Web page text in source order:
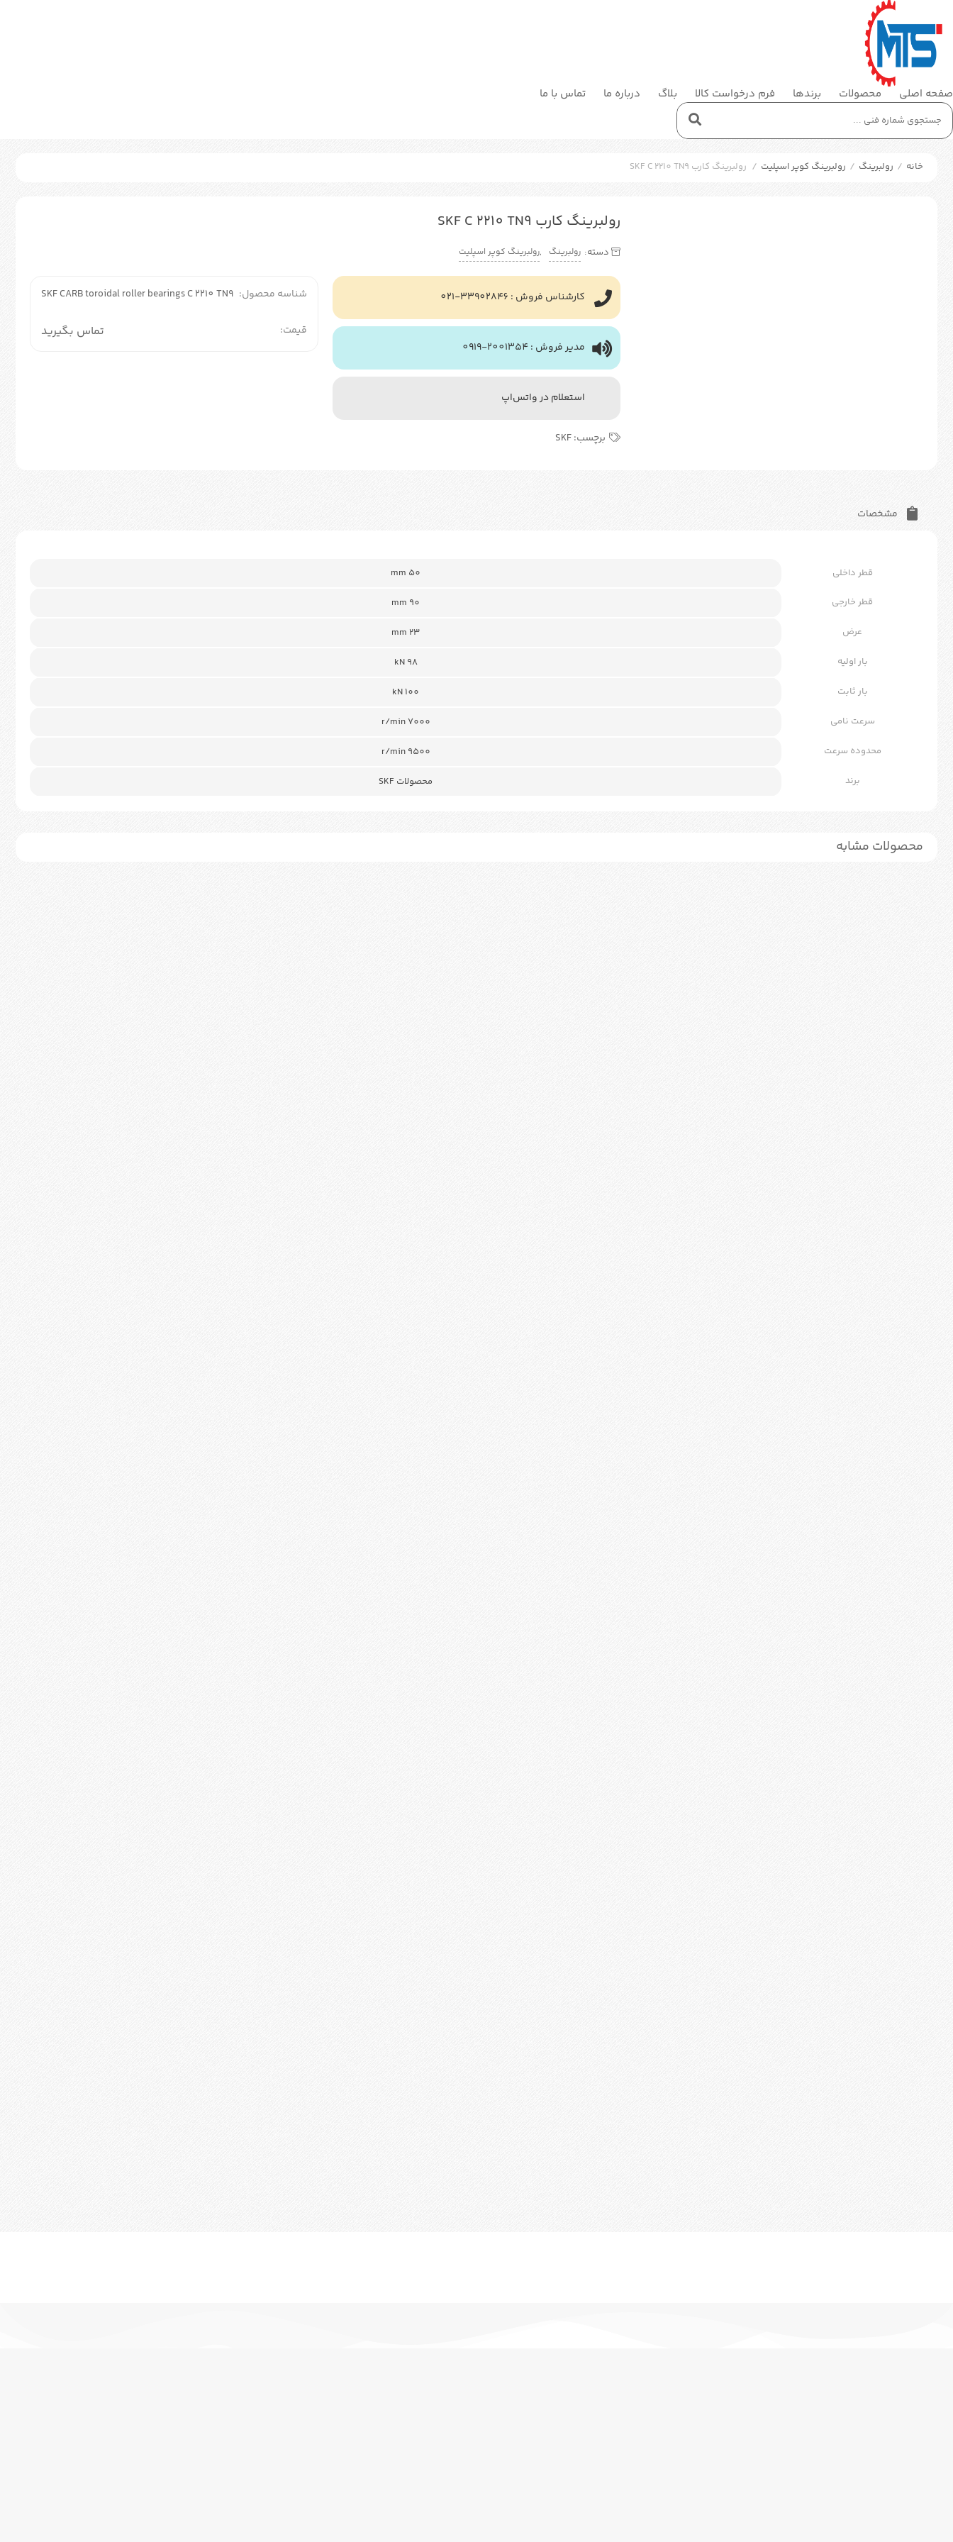
صفحه اصلی محصولات برندها فرم درخواست کالا بلاگ درباره ما تماس با ما
خانه / رولبرینگ / رولبرینگ کوپر اسپلیت / رولبرینگ کارب SKF C 2210 TN9
رولبرینگ کارب SKF C 2210 TN9
دسته: رولبرینگ ,رولبرینگ کوپر اسپلیت
کارشناس فروش : 33902846-021
مدیر فروش : 2001354-0919
استعلام در واتس‌اپ
برچسب:SKF
شناسه محصول: SKF CARB toroidal roller bearings C 2210 TN9
قیمت: تماس بگیرید
مشخصات
قطر داخلی 50 mm
قطر خارجی 90 mm
عرض 23 mm
بار اولیه 98 kN
بار ثابت 100 kN
سرعت نامی r/min 7000
محدوده سرعت r/min 9500
برند محصولات SKF
محصولات مشابه